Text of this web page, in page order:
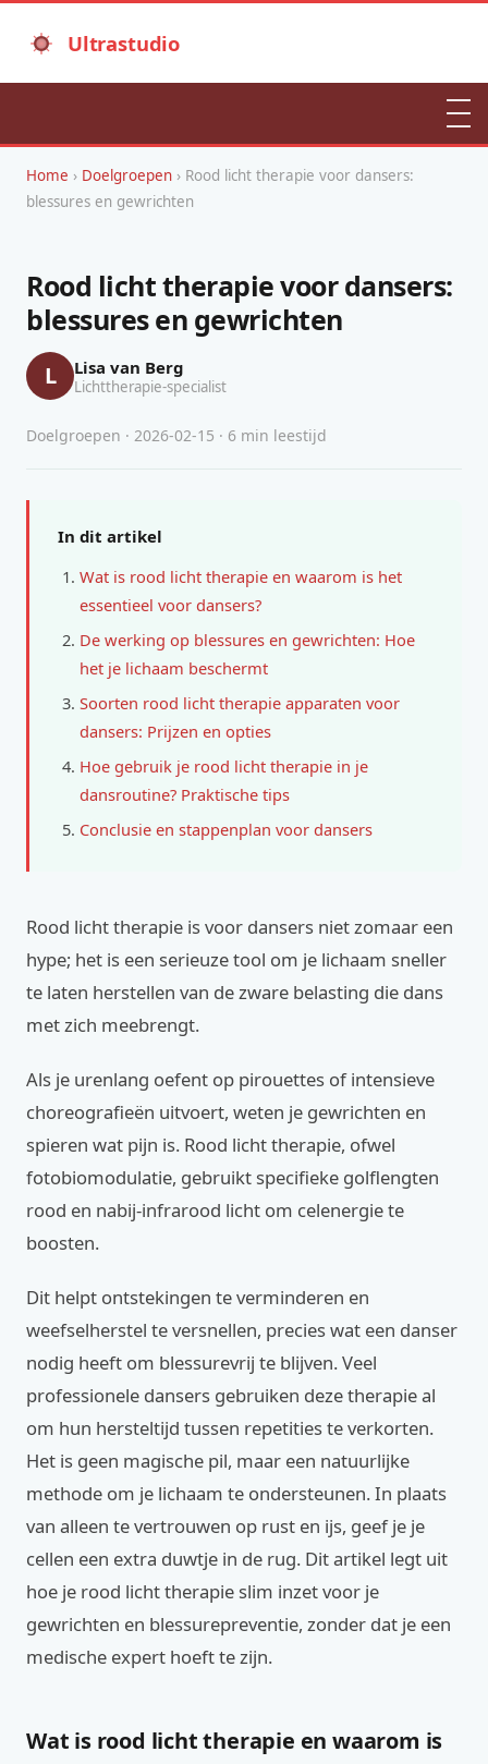
Ultrastudio
Home › Doelgroepen › Rood licht therapie voor dansers:
blessures en gewrichten
Rood licht therapie voor dansers:
blessures en gewrichten
L Lisa van Berg
Lichttherapie-specialist
Doelgroepen · 2026-02-15 · 6 min leestijd
In dit artikel
Wat is rood licht therapie en waarom is het
essentieel voor dansers?
De werking op blessures en gewrichten: Hoe
het je lichaam beschermt
Soorten rood licht therapie apparaten voor
dansers: Prijzen en opties
Hoe gebruik je rood licht therapie in je
dansroutine? Praktische tips
Conclusie en stappenplan voor dansers
Rood licht therapie is voor dansers niet zomaar een
hype; het is een serieuze tool om je lichaam sneller
te laten herstellen van de zware belasting die dans
met zich meebrengt.
Als je urenlang oefent op pirouettes of intensieve
choreografieën uitvoert, weten je gewrichten en
spieren wat pijn is. Rood licht therapie, ofwel
fotobiomodulatie, gebruikt specifieke golflengten
rood en nabij-infrarood licht om celenergie te
boosten.
Dit helpt ontstekingen te verminderen en
weefselherstel te versnellen, precies wat een danser
nodig heeft om blessurevrij te blijven. Veel
professionele dansers gebruiken deze therapie al
om hun hersteltijd tussen repetities te verkorten.
Het is geen magische pil, maar een natuurlijke
methode om je lichaam te ondersteunen. In plaats
van alleen te vertrouwen op rust en ijs, geef je je
cellen een extra duwtje in de rug. Dit artikel legt uit
hoe je rood licht therapie slim inzet voor je
gewrichten en blessurepreventie, zonder dat je een
medische expert hoeft te zijn.
Wat is rood licht therapie en waarom is